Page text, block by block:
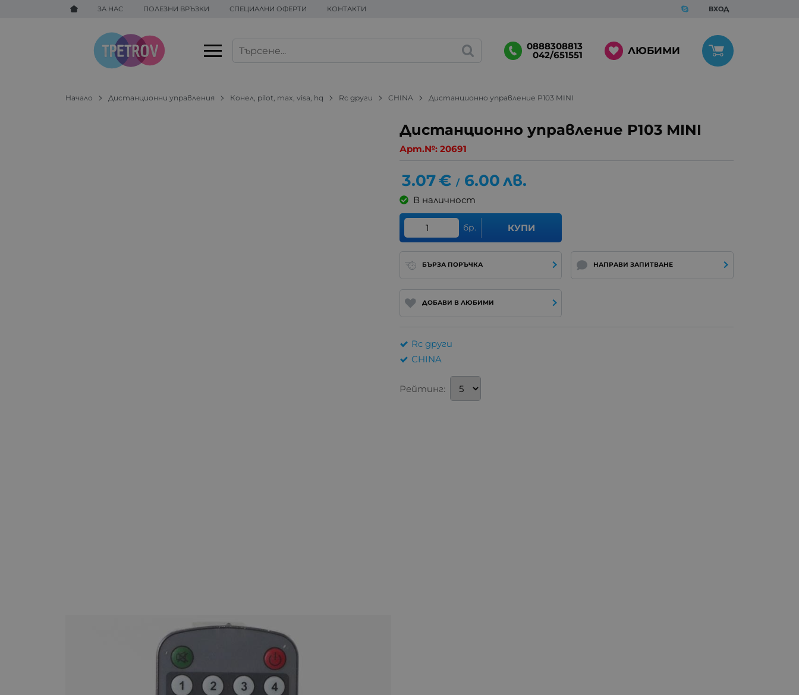
ЗА НАС ПОЛЕЗНИ ВРЪЗКИ СПЕЦИАЛНИ ОФЕРТИ КОНТАКТИ ВХОД
0888308813
042/651551 ЛЮБИМИ
Начало Дистанционни управления Конел, pilot, max, visa, hq Rc други CHINA Дистанционно управление P103 MINI
Дистанционно управление P103 MINI
Арт.№: 20691
3.07€ / 6.00лв.
В наличност
бр. КУПИ
БЪРЗА ПОРЪЧКА НАПРАВИ ЗАПИТВАНЕ
ДОБАВИ В ЛЮБИМИ
Rc други
CHINA
Рейтинг: